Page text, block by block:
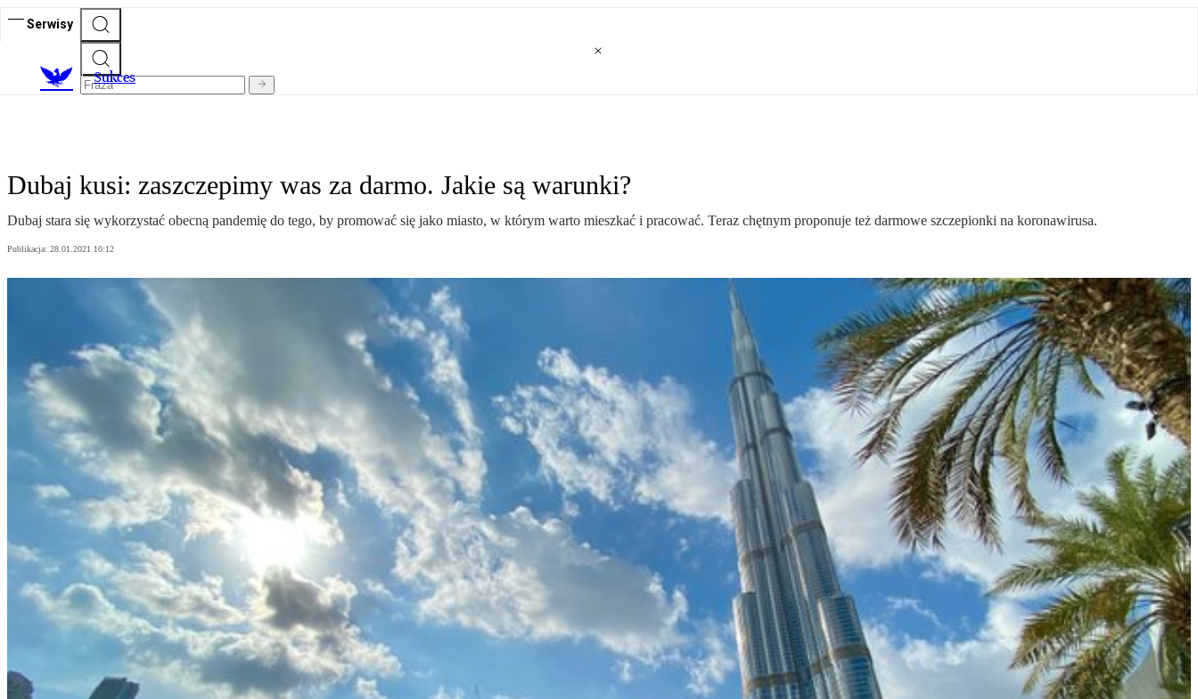
Serwisy
Sukces
Dubaj kusi: zaszczepimy was za darmo. Jakie są warunki?
Dubaj stara się wykorzystać obecną pandemię do tego, by promować się jako miasto, w którym warto mieszkać i pracować. Teraz chętnym proponuje też darmowe szczepionki na koronawirusa.
Publikacja: 28.01.2021 10:12